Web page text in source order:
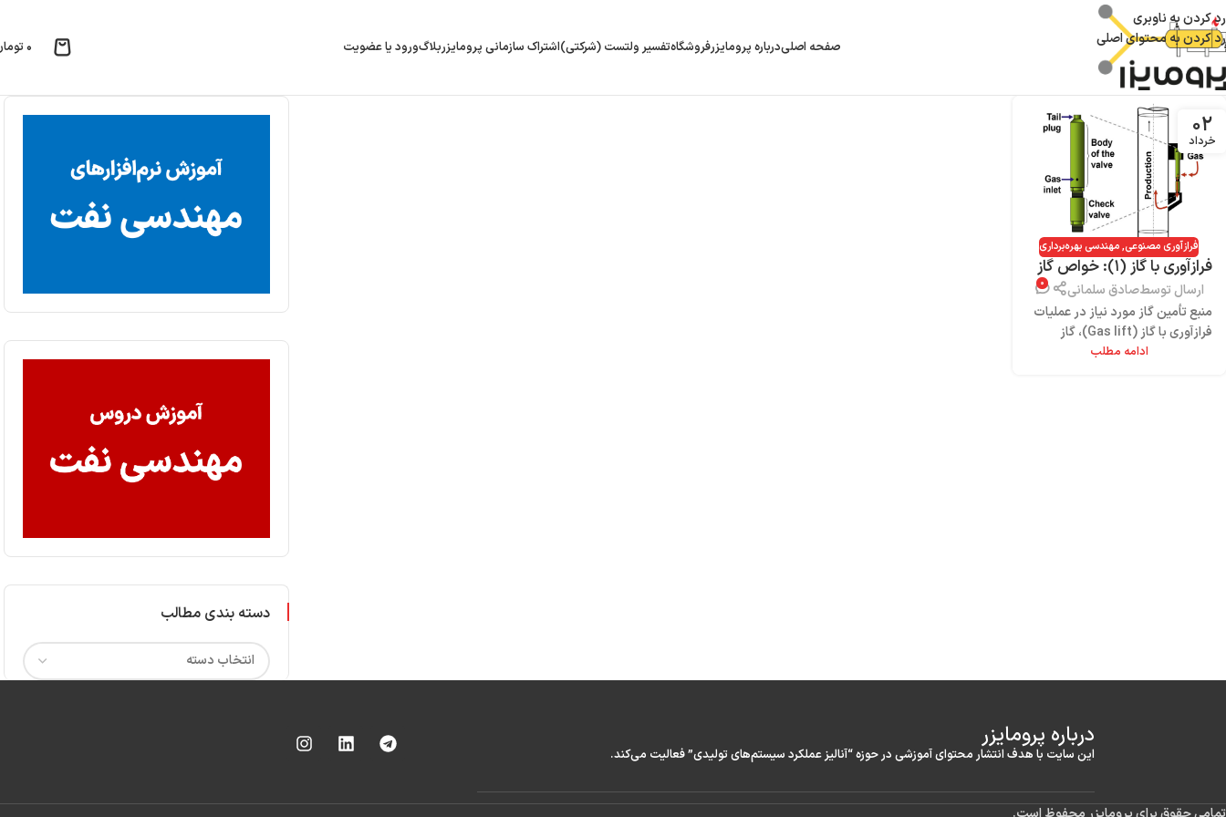
رد کردن به ناوبری
رد کردن به محتوای اصلی
صفحه اصلیدرباره پرومایزرفروشگاهتفسیر ولتست (شرکتی)اشتراک سازمانی پرومایزربلاگورود یا عضویت ۰
۰۲
خرداد
فرازآوری مصنوعی,مهندسی بهره‌برداری
فرازآوری با گاز (۱): خواص گاز
تزریقی
ارسال توسطصادق سلمانی ۰
منبع تأمین گاز مورد نیاز در عملیات
فرازآوری با گاز (Gas lift)، گاز
طبیعی تولید شده از همان میدان یا
ادامه مطلب
دسته بندی مطالب
درباره‌ پرومایزر
این سایت با هدف انتشار محتوای آموزشی در حوزه “آنالیز عملکرد سیستم‌های تولیدی” فعالیت می‌کند.